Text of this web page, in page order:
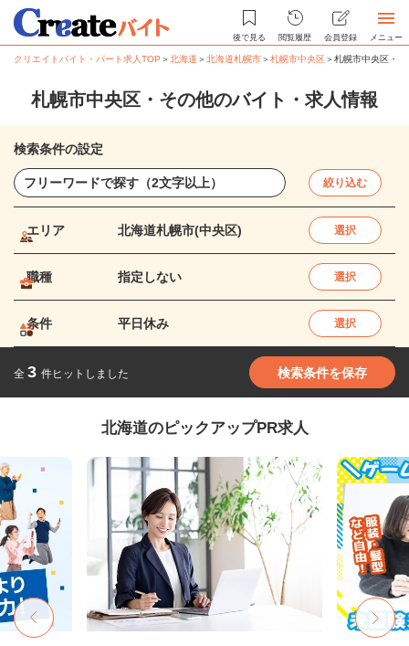
後で見る 閲覧履歴 会員登録 メニュー
クリエイトバイト・パート求人TOP ＞北海道 ＞北海道札幌市＞札幌市中央区＞札幌市中央区・
札幌市中央区・その他のバイト・求人情報
検索条件の設定
絞り込む
エリア 北海道札幌市(中央区) 選択
職種 指定しない 選択
条件 平日休み 選択
全 3 件ヒットしました 検索条件を保存
北海道のピックアップPR求人